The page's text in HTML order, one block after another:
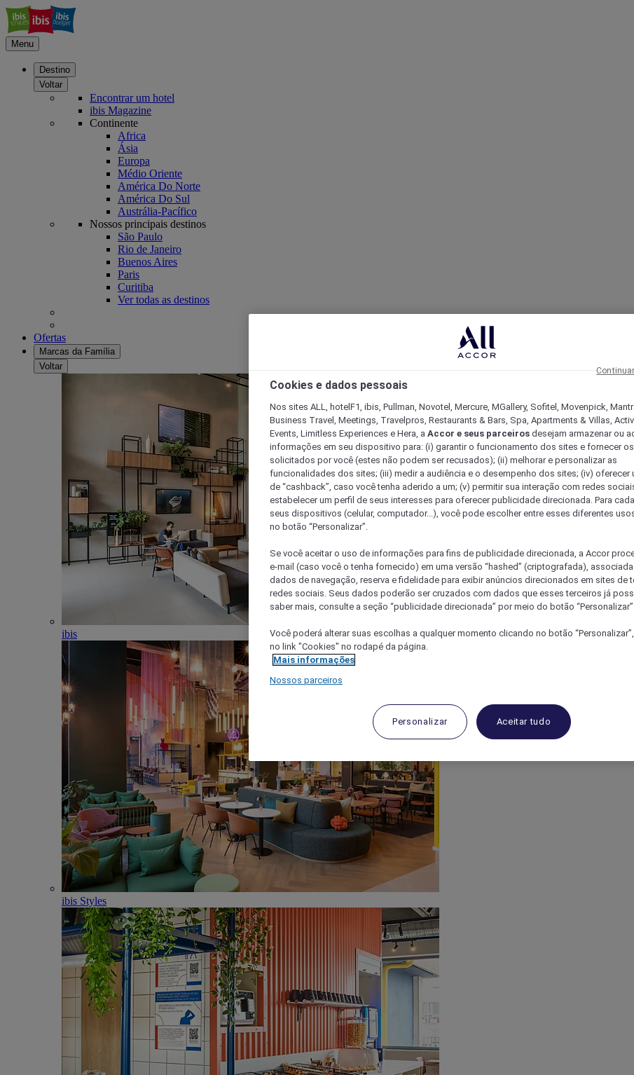
Menu
Destino
Voltar
Encontrar um hotel
ibis Magazine
Continente
Africa
Ásia
Europa
Médio Oriente
América Do Norte
América Do Sul
Austrália-Pacífico
Nossos principais destinos
São Paulo
Rio de Janeiro
Buenos Aires
Paris
Curitiba
Ver todas as destinos
Ofertas
Marcas da Família
Voltar
ibis
ibis Styles
Cookies e dados pessoais
Nos sites ALL, hotelF1, ibis, Pullman, Novotel, Mercure, MGallery, Sofitel, Movenpick,
Business Travel, Meetings, Travelpros, Restaurants & Bars, Spa, Apartments & Villas,
Events, Limitless Experiences e Hera, a Accor e seus parceiros desejam armazenar ou
informações em seu dispositivo para: (i) garantir o funcionamento dos sites e fornecer
solicitados por você (estes não podem ser recusados); (ii) melhorar e personalizar as
funcionalidades dos sites; (iii) medir a audiência e o desempenho dos sites; (iv) oferecer
de “cashback”, caso você tenha aderido a um; (v) permitir sua interação com redes
estabelecer um perfil de seus interesses para oferecer publicidade direcionada. Para
seus dispositivos (celular, computador...), você pode escolher entre esses diferentes
no botão “Personalizar”.
Se você aceitar o uso de informações para fins de publicidade direcionada, a Accor
e-mail (caso você o tenha fornecido) em uma versão “hashed” (criptografada),
dados de navegação, reserva e fidelidade para exibir anúncios direcionados em sites de
redes sociais. Seus dados poderão ser cruzados com dados que esses terceiros já
saber mais, consulte a seção “publicidade direcionada” por meio do botão
Você poderá alterar suas escolhas a qualquer momento clicando no botão
no link "Cookies" no rodapé da página.
Mais informações
Nossos parceiros
Personalizar Aceitar tudo